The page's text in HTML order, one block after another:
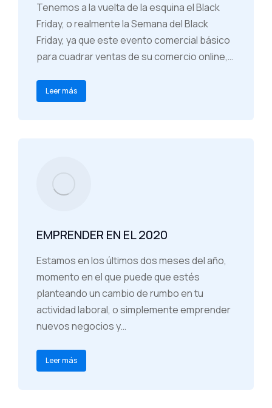
Tenemos a la vuelta de la esquina el Black
Friday, o realmente la Semana del Black
Friday, ya que este evento comercial básico
para cuadrar ventas de su comercio online,…
Leer más
EMPRENDER EN EL 2020
Estamos en los últimos dos meses del año,
momento en el que puede que estés
planteando un cambio de rumbo en tu
actividad laboral, o simplemente emprender
nuevos negocios y…
Leer más